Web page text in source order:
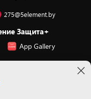
275@5element.by
Защита+
App Gallery